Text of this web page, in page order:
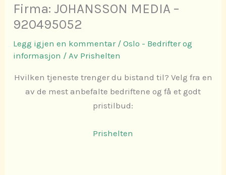
Firma: JOHANSSON MEDIA –
920495052
Legg igjen en kommentar /Oslo - Bedrifter og
informasjon / Av Prishelten
Hvilken tjeneste trenger du bistand til? Velg fra en
av de mest anbefalte bedriftene og få et godt
pristilbud:
Prishelten